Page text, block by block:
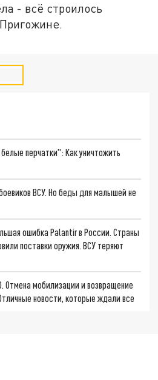
- всё строилось
перчатки": Как уничтожить
ВСУ. Но беды для малышей не
ошибка Palantir в России. Страны
поставки оружия. ВСУ теряют
Отмена мобилизации и возвращение
новости, которые ждали все